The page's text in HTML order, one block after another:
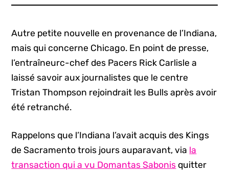
Autre petite nouvelle en provenance de l’Indiana,
mais qui concerne Chicago. En point de presse,
l’entraîneurc-chef des Pacers Rick Carlisle a
laissé savoir aux journalistes que le centre
Tristan Thompson rejoindrait les Bulls après avoir
été retranché.
Rappelons que l’Indiana l’avait acquis des Kings
de Sacramento trois jours auparavant, via la
transaction qui a vu Domantas Sabonis quitter